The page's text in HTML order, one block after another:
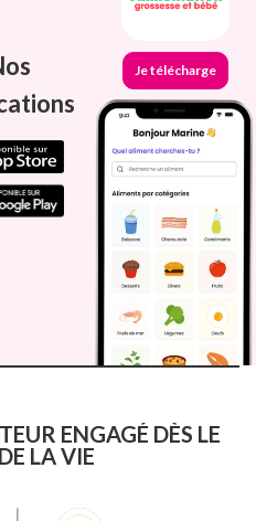
Je télécharge
ENGAGÉ DÈS LE
LA VIE